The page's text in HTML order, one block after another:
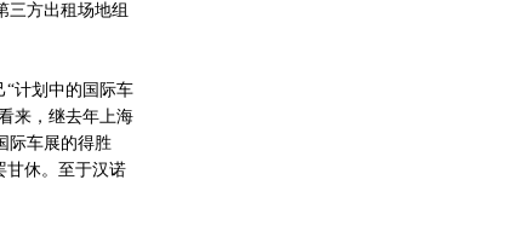
三方出租场地组
计划中的国际车
来，继去年上海
际车展的得胜
甘休。至于汉诺